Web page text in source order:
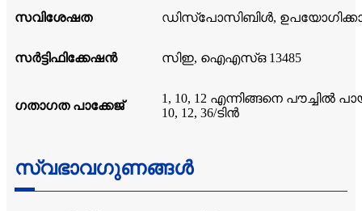
സവിശേഷത ഡിസ്പോസിബിൾ,
സർട്ടിഫിക്കേഷൻ സിഇ, ഐഎസ്ഒ 13485
ഗതാഗത പാക്കേജ്
1, 10, 12 എന്നിങ്ങനെ പൗച്ചിൽ
10, 12, 36/ടിൻ
സ്വഭാവഗുണങ്ങൾ